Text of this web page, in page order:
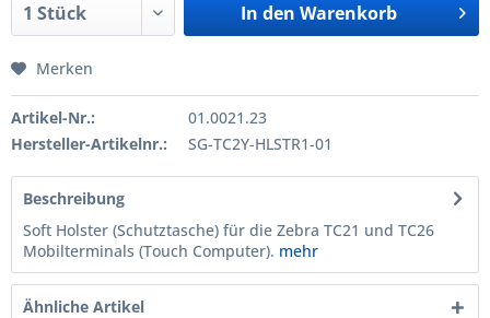
In den Warenkorb
Merken
Artikel-Nr.:
01.0021.23
Hersteller-Artikelnr.:
SG-TC2Y-HLSTR1-01
Beschreibung
Soft Holster (Schutztasche) für die Zebra TC21 und TC26
Mobilterminals (Touch Computer). mehr
Ähnliche Artikel